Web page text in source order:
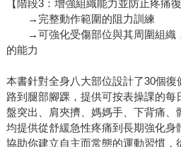
【階段3：增強組織能力並防止疼痛復
→完整動作範圍的阻力訓練
→可強化受傷部位與其周圍組織
的能力
本書針對全身八大部位設計了30個
路到腿部腳踝，提供可按表操課的每
盤突出、肩夾擠、媽媽手、下背痛、
均提供從舒緩急性疼痛到長期強化身
協助你建立自主而常態的運動習慣，